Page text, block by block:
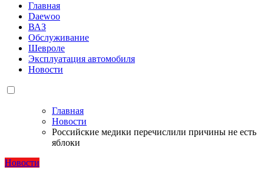
Главная
Daewoo
ВАЗ
Обслуживание
Шевроле
Эксплуатация автомобиля
Новости
Главная
Новости
Российские медики перечислили причины не есть
яблоки
Новости